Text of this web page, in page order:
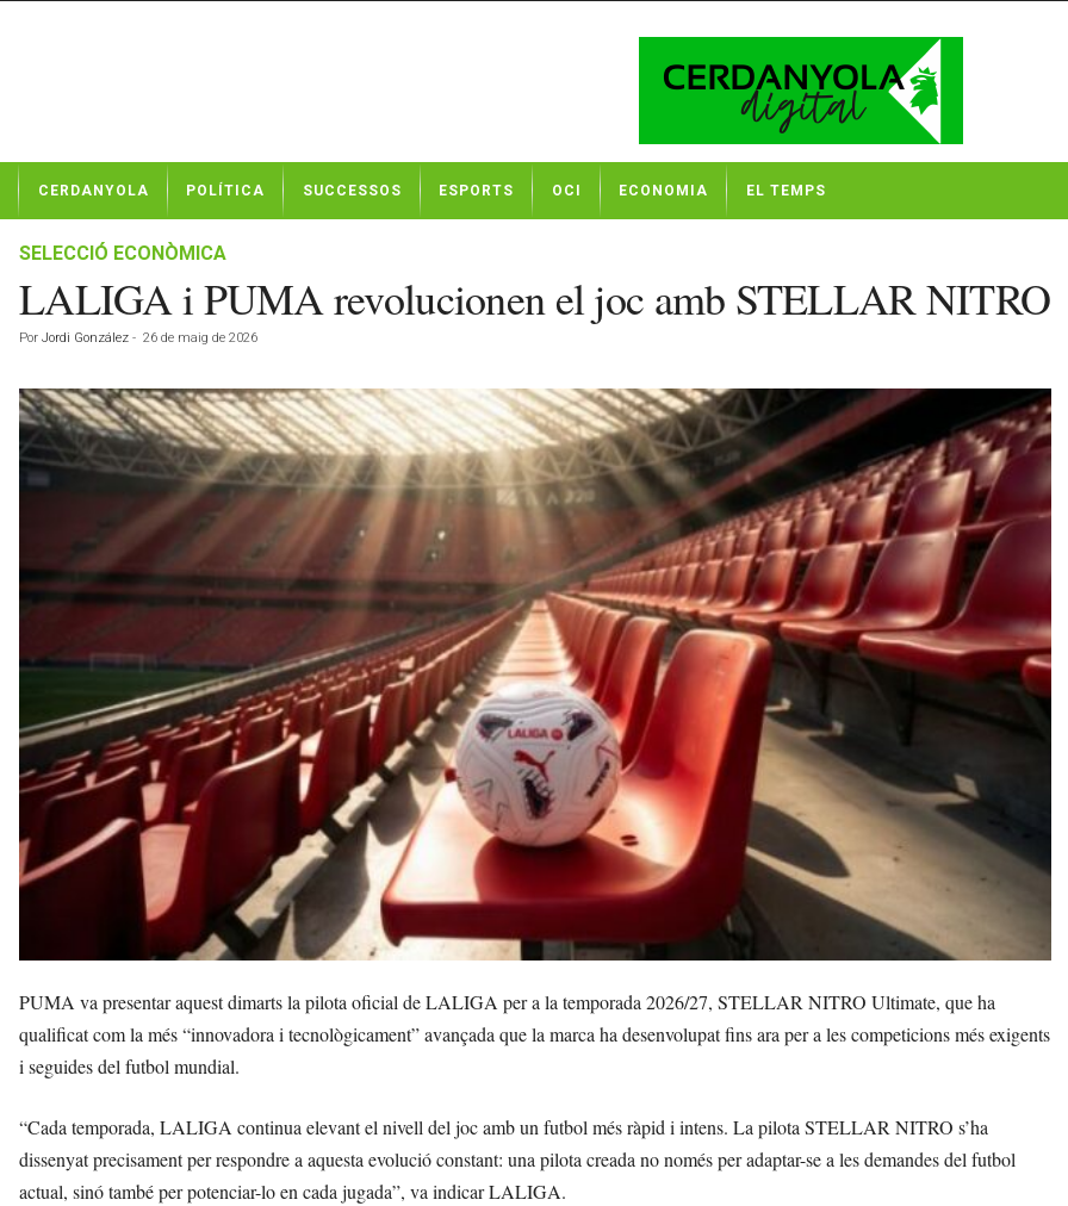
t
CERDANYOLA POLÍTICA SUCCESSOS ESPORTS OCI ECONOMIA EL TEMPS
SELECCIÓ ECONÒMICA
LALIGA i PUMA revolucionen el joc amb STELLAR NITRO
Por Jordi González - 26 de maig de 2026
PUMA va presentar aquest dimarts la pilota oficial de LALIGA per a la temporada 2026/27, STELLAR NITRO Ultimate, que ha
qualificat com la més “innovadora i tecnològicament” avançada que la marca ha desenvolupat fins ara per a les competicions més exigents
i seguides del futbol mundial.
“Cada temporada, LALIGA continua elevant el nivell del joc amb un futbol més ràpid i intens. La pilota STELLAR NITRO s’ha
dissenyat precisament per respondre a aquesta evolució constant: una pilota creada no només per adaptar-se a les demandes del futbol
actual, sinó també per potenciar-lo en cada jugada”, va indicar LALIGA.